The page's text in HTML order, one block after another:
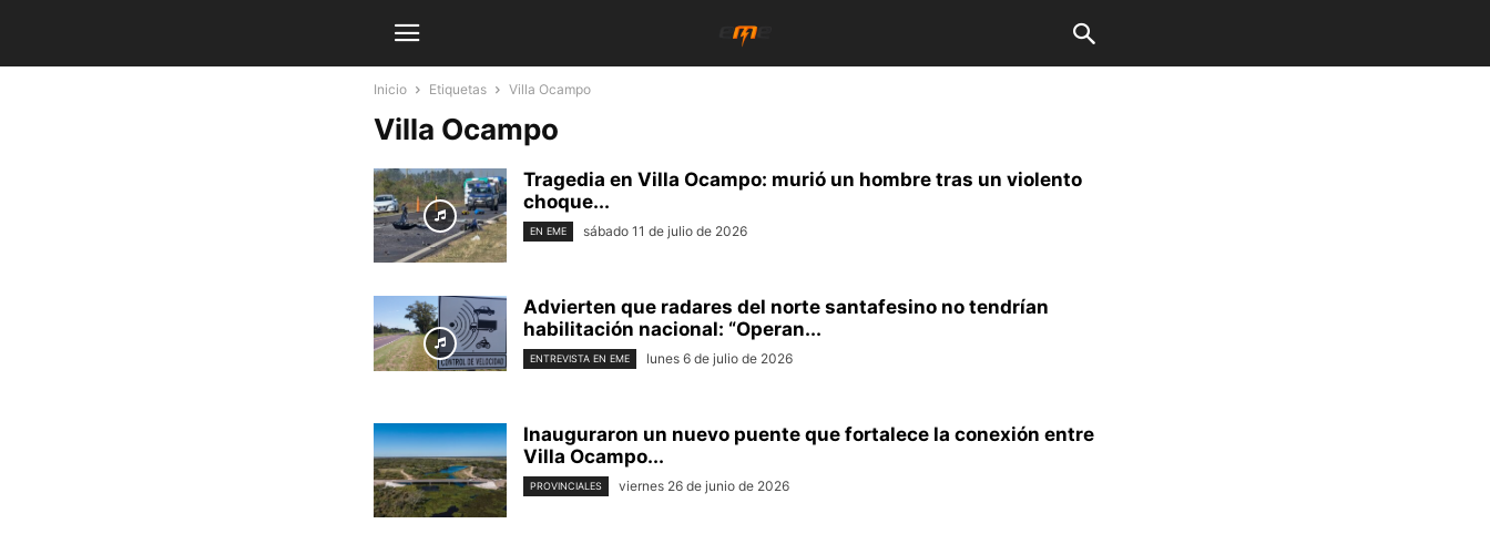
Inicio Etiquetas Villa Ocampo
Villa Ocampo
Tragedia en Villa Ocampo: murió un hombre tras un violento
choque...
EN EME sábado 11 de julio de 2026
Advierten que radares del norte santafesino no tendrían
habilitación nacional: “Operan...
ENTREVISTA EN EME lunes 6 de julio de 2026
Inauguraron un nuevo puente que fortalece la conexión entre
Villa Ocampo...
PROVINCIALES viernes 26 de junio de 2026